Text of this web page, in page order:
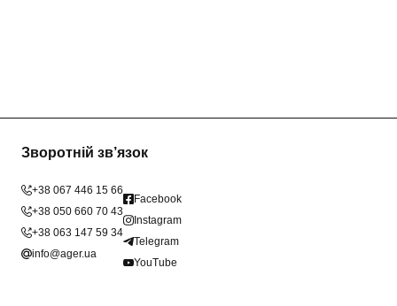
Зворотній зв’язок
+38 067 446 15 66
+38 050 660 70 43
+38 063 147 59 34
info@ager.ua
Facebook
Instagram
Telegram
YouTube